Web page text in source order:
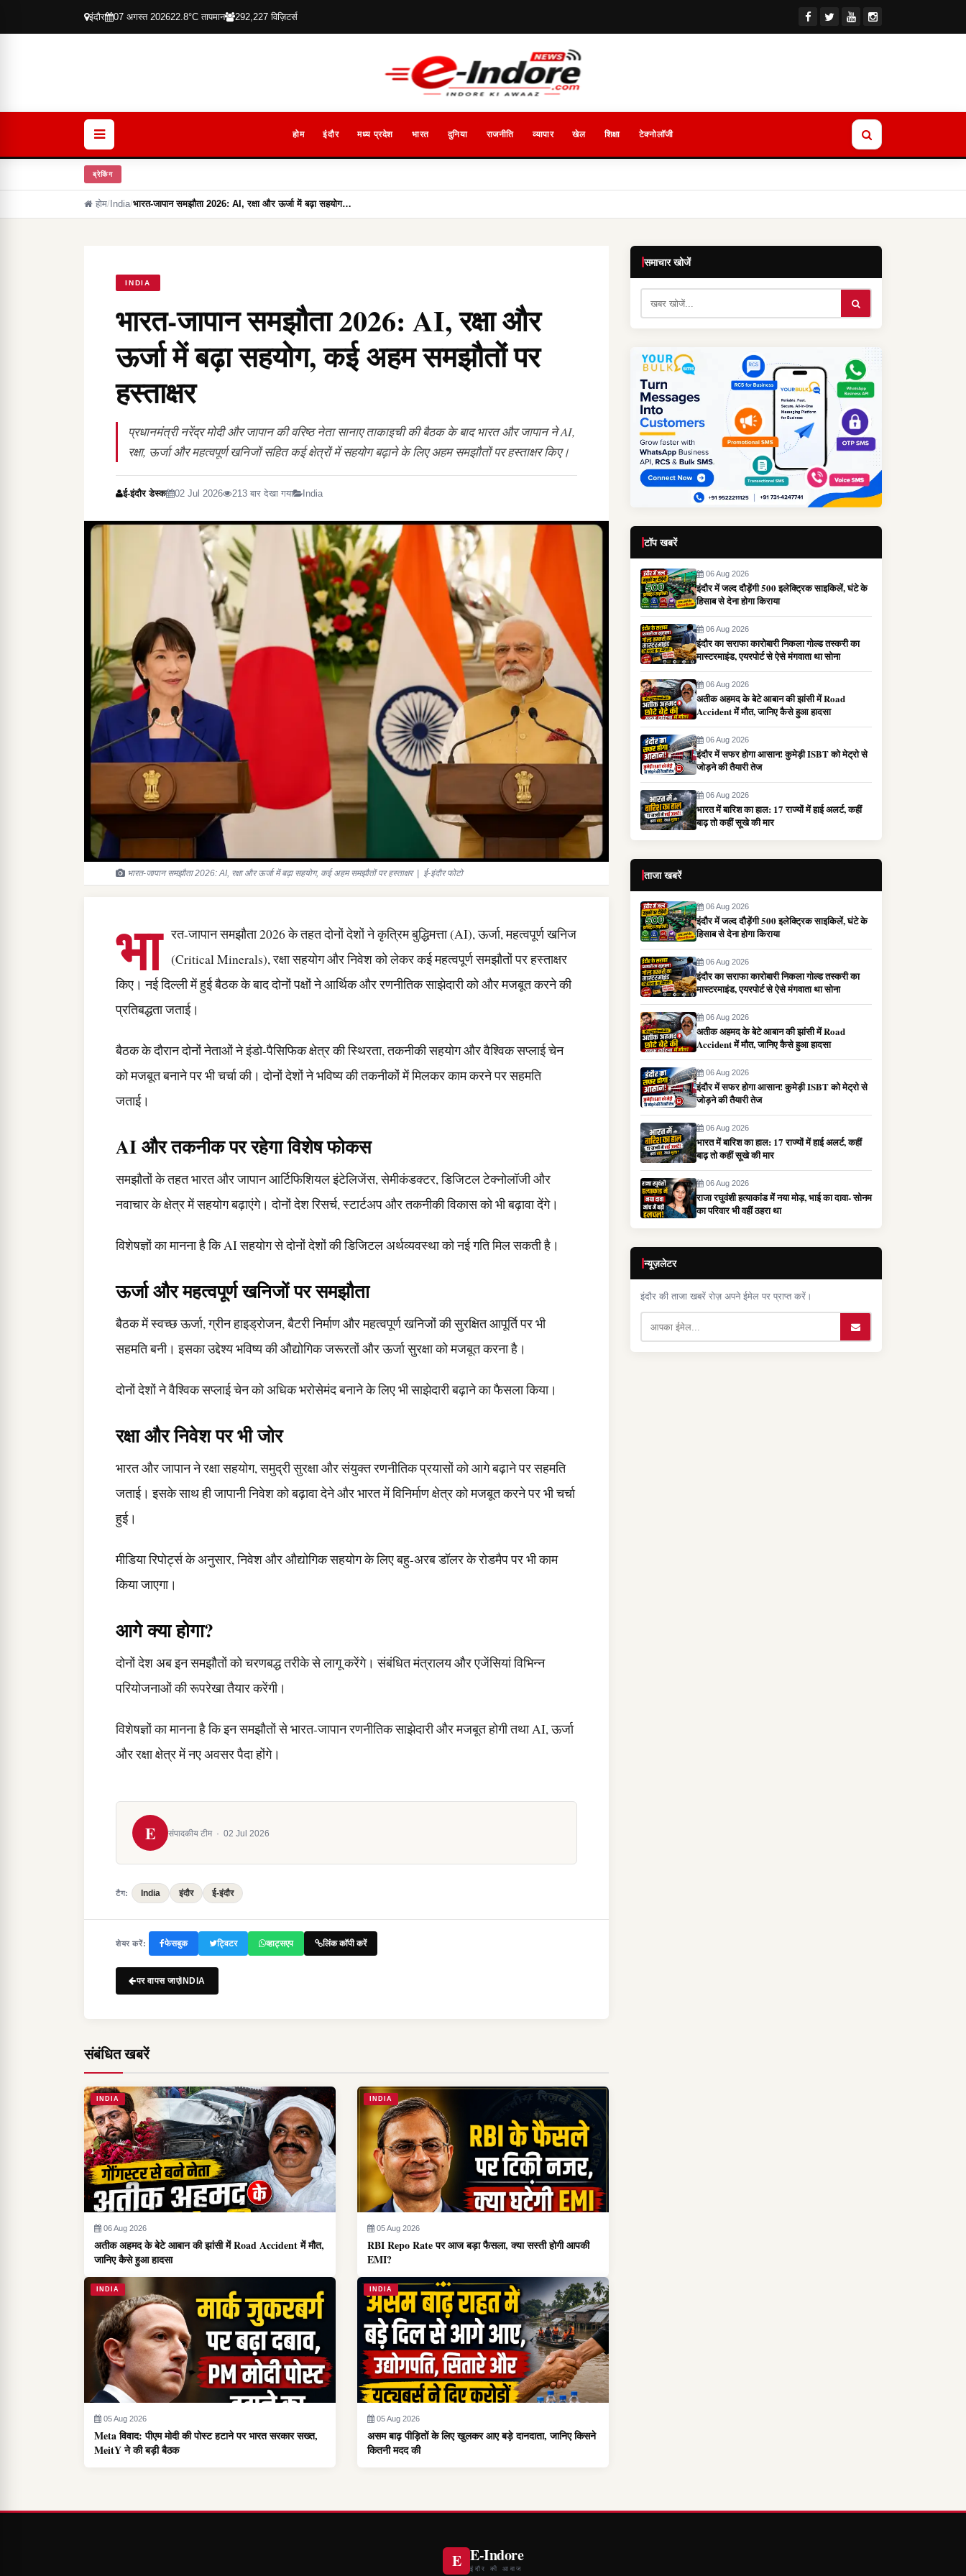
इंदौर 07 अगस्त 202622.8°C तापमान 292,227 विज़िटर्स
होम इंदौर मध्य प्रदेश भारत दुनिया राजनीति व्यापार खेल शिक्षा टेक्नोलॉजी
ब्रेकिंग
होम/ India/भारत-जापान समझौता 2026: AI, रक्षा और ऊर्जा में बढ़ा सहयोग…
INDIA
भारत-जापान समझौता 2026: AI, रक्षा और
ऊर्जा में बढ़ा सहयोग, कई अहम समझौतों पर
हस्ताक्षर
प्रधानमंत्री नरेंद्र मोदी और जापान की वरिष्ठ नेता सानाए ताकाइची की बैठक के बाद भारत और जापान ने AI,
रक्षा, ऊर्जा और महत्वपूर्ण खनिजों सहित कई क्षेत्रों में सहयोग बढ़ाने के लिए अहम समझौतों पर हस्ताक्षर किए।
ई-इंदौर डेस्क 02 Jul 2026 213 बार देखा गया India
भारत-जापान समझौता 2026: AI, रक्षा और ऊर्जा में बढ़ा सहयोग, कई अहम समझौतों पर हस्ताक्षर | ई-इंदौर फोटो
भा
रत-जापान समझौता 2026 के तहत दोनों देशों ने कृत्रिम बुद्धिमत्ता (AI), ऊर्जा, महत्वपूर्ण खनिज
(Critical Minerals), रक्षा सहयोग और निवेश को लेकर कई महत्वपूर्ण समझौतों पर हस्ताक्षर
किए। नई दिल्ली में हुई बैठक के बाद दोनों पक्षों ने आर्थिक और रणनीतिक साझेदारी को और मजबूत करने की
प्रतिबद्धता जताई।
बैठक के दौरान दोनों नेताओं ने इंडो-पैसिफिक क्षेत्र की स्थिरता, तकनीकी सहयोग और वैश्विक सप्लाई चेन
को मजबूत बनाने पर भी चर्चा की। दोनों देशों ने भविष्य की तकनीकों में मिलकर काम करने पर सहमति
जताई।
AI और तकनीक पर रहेगा विशेष फोकस
समझौतों के तहत भारत और जापान आर्टिफिशियल इंटेलिजेंस, सेमीकंडक्टर, डिजिटल टेक्नोलॉजी और
नवाचार के क्षेत्र में सहयोग बढ़ाएंगे। दोनों देश रिसर्च, स्टार्टअप और तकनीकी विकास को भी बढ़ावा देंगे।
विशेषज्ञों का मानना है कि AI सहयोग से दोनों देशों की डिजिटल अर्थव्यवस्था को नई गति मिल सकती है।
ऊर्जा और महत्वपूर्ण खनिजों पर समझौता
बैठक में स्वच्छ ऊर्जा, ग्रीन हाइड्रोजन, बैटरी निर्माण और महत्वपूर्ण खनिजों की सुरक्षित आपूर्ति पर भी
सहमति बनी। इसका उद्देश्य भविष्य की औद्योगिक जरूरतों और ऊर्जा सुरक्षा को मजबूत करना है।
दोनों देशों ने वैश्विक सप्लाई चेन को अधिक भरोसेमंद बनाने के लिए भी साझेदारी बढ़ाने का फैसला किया।
रक्षा और निवेश पर भी जोर
भारत और जापान ने रक्षा सहयोग, समुद्री सुरक्षा और संयुक्त रणनीतिक प्रयासों को आगे बढ़ाने पर सहमति
जताई। इसके साथ ही जापानी निवेश को बढ़ावा देने और भारत में विनिर्माण क्षेत्र को मजबूत करने पर भी चर्चा
हुई।
मीडिया रिपोर्ट्स के अनुसार, निवेश और औद्योगिक सहयोग के लिए बहु-अरब डॉलर के रोडमैप पर भी काम
किया जाएगा।
आगे क्या होगा?
दोनों देश अब इन समझौतों को चरणबद्ध तरीके से लागू करेंगे। संबंधित मंत्रालय और एजेंसियां विभिन्न
परियोजनाओं की रूपरेखा तैयार करेंगी।
विशेषज्ञों का मानना है कि इन समझौतों से भारत-जापान रणनीतिक साझेदारी और मजबूत होगी तथा AI, ऊर्जा
और रक्षा क्षेत्र में नए अवसर पैदा होंगे।
E संपादकीय टीम · 02 Jul 2026
टैग: India इंदौर ई-इंदौर
शेयर करें: फेसबुक ट्विटर व्हाट्सएप लिंक कॉपी करें
पर वापस जाएंINDIA
संबंधित खबरें
INDIA
06 Aug 2026
अतीक अहमद के बेटे आबान की झांसी में Road Accident में मौत,
जानिए कैसे हुआ हादसा
INDIA
05 Aug 2026
RBI Repo Rate पर आज बड़ा फैसला, क्या सस्ती होगी आपकी
EMI?
INDIA
05 Aug 2026
Meta विवाद: पीएम मोदी की पोस्ट हटाने पर भारत सरकार सख्त,
MeitY ने की बड़ी बैठक
INDIA
05 Aug 2026
असम बाढ़ पीड़ितों के लिए खुलकर आए बड़े दानदाता, जानिए किसने
कितनी मदद की
समाचार खोजें
टॉप खबरें
06 Aug 2026
इंदौर में जल्द दौड़ेंगी 500 इलेक्ट्रिक साइकिलें, घंटे के
हिसाब से देना होगा किराया
06 Aug 2026
इंदौर का सराफा कारोबारी निकला गोल्ड तस्करी का
मास्टरमाइंड, एयरपोर्ट से ऐसे मंगवाता था सोना
06 Aug 2026
अतीक अहमद के बेटे आबान की झांसी में Road
Accident में मौत, जानिए कैसे हुआ हादसा
06 Aug 2026
इंदौर में सफर होगा आसान! कुमेड़ी ISBT को मेट्रो से
जोड़ने की तैयारी तेज
06 Aug 2026
भारत में बारिश का हाल: 17 राज्यों में हाई अलर्ट, कहीं
बाढ़ तो कहीं सूखे की मार
ताजा खबरें
06 Aug 2026
इंदौर में जल्द दौड़ेंगी 500 इलेक्ट्रिक साइकिलें, घंटे के
हिसाब से देना होगा किराया
06 Aug 2026
इंदौर का सराफा कारोबारी निकला गोल्ड तस्करी का
मास्टरमाइंड, एयरपोर्ट से ऐसे मंगवाता था सोना
06 Aug 2026
अतीक अहमद के बेटे आबान की झांसी में Road
Accident में मौत, जानिए कैसे हुआ हादसा
06 Aug 2026
इंदौर में सफर होगा आसान! कुमेड़ी ISBT को मेट्रो से
जोड़ने की तैयारी तेज
06 Aug 2026
भारत में बारिश का हाल: 17 राज्यों में हाई अलर्ट, कहीं
बाढ़ तो कहीं सूखे की मार
06 Aug 2026
राजा रघुवंशी हत्याकांड में नया मोड़, भाई का दावा- सोनम
का परिवार भी वहीं ठहरा था
न्यूज़लेटर
इंदौर की ताजा खबरें रोज़ अपने ईमेल पर प्राप्त करें।
E E-Indore
इंदौर की आवाज